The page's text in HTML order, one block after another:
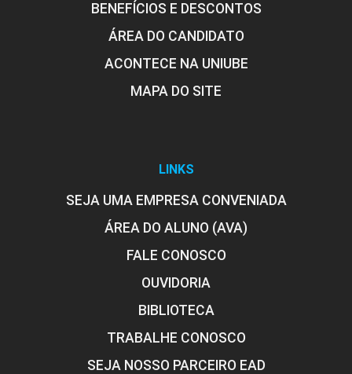
BENEFÍCIOS E DESCONTOS
ÁREA DO CANDIDATO
ACONTECE NA UNIUBE
MAPA DO SITE
LINKS
SEJA UMA EMPRESA CONVENIADA
ÁREA DO ALUNO (AVA)
FALE CONOSCO
OUVIDORIA
BIBLIOTECA
TRABALHE CONOSCO
SEJA NOSSO PARCEIRO EAD